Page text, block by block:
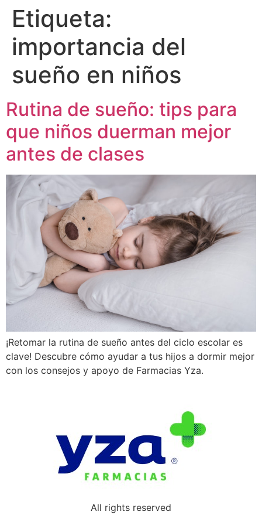
Etiqueta:
importancia del
sueño en niños
Rutina de sueño: tips para
que niños duerman mejor
antes de clases
¡Retomar la rutina de sueño antes del ciclo escolar es
clave! Descubre cómo ayudar a tus hijos a dormir mejor
con los consejos y apoyo de Farmacias Yza.
All rights reserved